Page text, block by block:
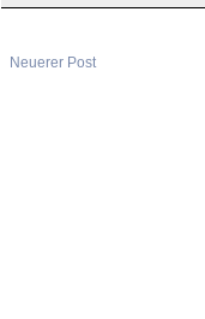
Neuerer Post